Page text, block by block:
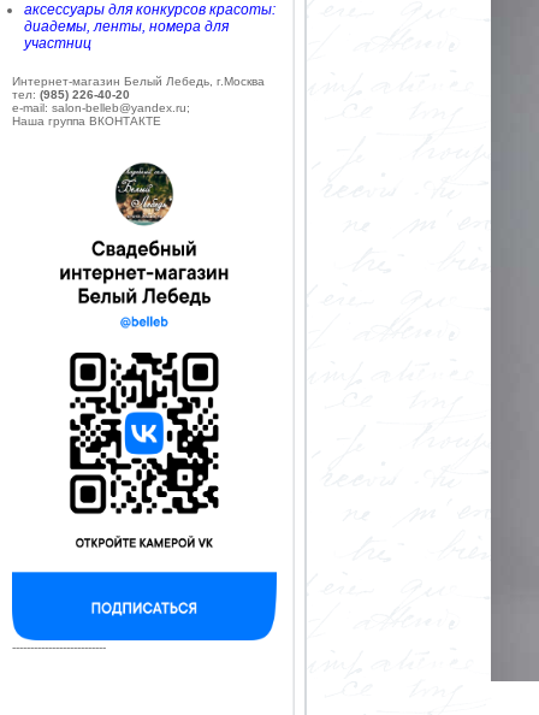
аксессуары для конкурсов красоты:
диадемы, ленты, номера для
участниц
Интернет-магазин Белый Лебедь, г.Москва
тел: (985) 226-40-20
e-mail: salon-belleb@yandex.ru;
Наша группа ВКОНТАКТЕ
--------------------------